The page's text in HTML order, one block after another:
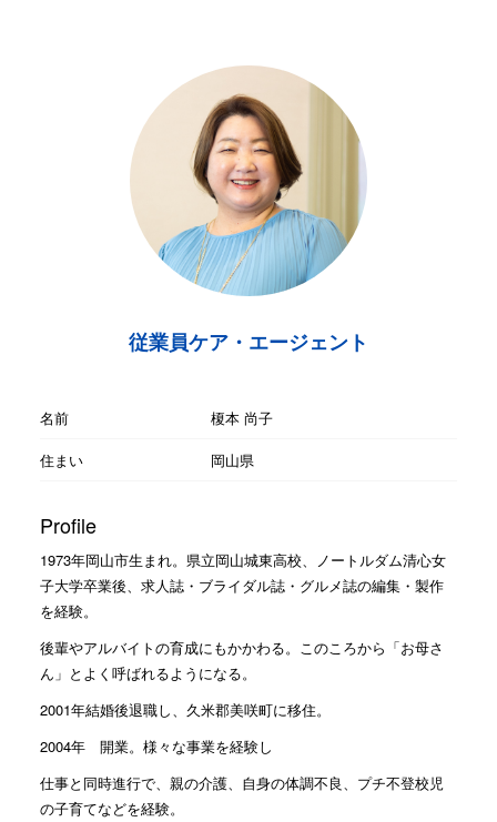
従業員ケア・エージェント
名前
榎本 尚子
住まい
岡山県
Profile
1973年岡山市生まれ。県立岡山城東高校、ノートルダム清心女
子大学卒業後、求人誌・ブライダル誌・グルメ誌の編集・製作
を経験。
後輩やアルバイトの育成にもかかわる。このころから「お母さ
ん」とよく呼ばれるようになる。
2001年結婚後退職し、久米郡美咲町に移住。
2004年 開業。様々な事業を経験し
仕事と同時進行で、親の介護、自身の体調不良、プチ不登校児
の子育てなどを経験。